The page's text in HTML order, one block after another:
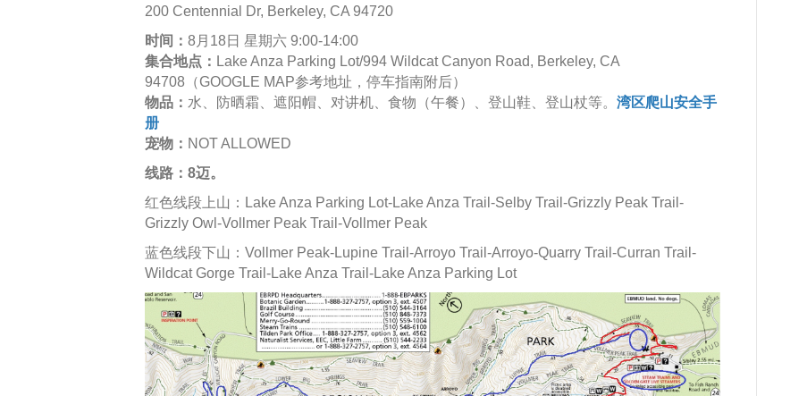
200 Centennial Dr, Berkeley, CA 94720
时间： 8月18日 星期六 9:00-14:00
集合地点： Lake Anza Parking Lot/994 Wildcat Canyon Road, Berkeley, CA
94708（GOOGLE MAP参考地址，停车指南附后）
物品： 水、防晒霜、遮阳帽、对讲机、食物（午餐）、登山鞋、登山杖等。 湾区爬山安全手
册
宠物： NOT ALLOWED
线路：8迈。
红色线段上山：Lake Anza Parking Lot-Lake Anza Trail-Selby Trail-Grizzly Peak Trail-
Grizzly Owl-Vollmer Peak Trail-Vollmer Peak
蓝色线段下山：Vollmer Peak-Lupine Trail-Arroyo Trail-Arroyo-Quarry Trail-Curran Trail-
Wildcat Gorge Trail-Lake Anza Trail-Lake Anza Parking Lot